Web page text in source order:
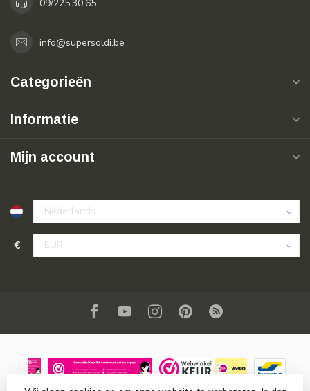
09/225.30.65
info@supersoldi.be
Categorieën
Informatie
Mijn account
€